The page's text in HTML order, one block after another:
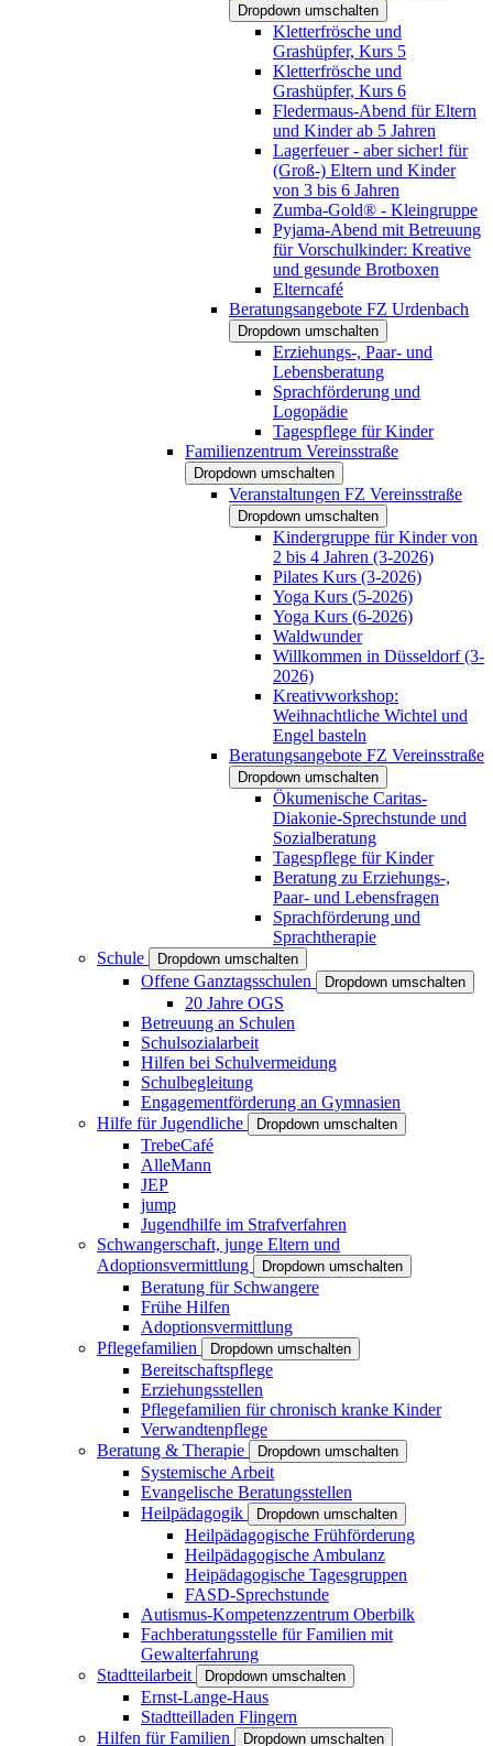
Dropdown umschalten
Kletterfrösche und
Grashüpfer, Kurs 5
Kletterfrösche und
Grashüpfer, Kurs 6
Fledermaus-Abend für Eltern
und Kinder ab 5 Jahren
Lagerfeuer - aber sicher! für
(Groß-) Eltern und Kinder
von 3 bis 6 Jahren
Zumba-Gold® - Kleingruppe
Pyjama-Abend mit Betreuung
für Vorschulkinder: Kreative
und gesunde Brotboxen
Elterncafé
Beratungsangebote FZ Urdenbach
Dropdown umschalten
Erziehungs-, Paar- und
Lebensberatung
Sprachförderung und
Logopädie
Tagespflege für Kinder
Familienzentrum Vereinsstraße
Dropdown umschalten
Veranstaltungen FZ Vereinsstraße
Dropdown umschalten
Kindergruppe für Kinder von
2 bis 4 Jahren (3-2026)
Pilates Kurs (3-2026)
Yoga Kurs (5-2026)
Yoga Kurs (6-2026)
Waldwunder
Willkommen in Düsseldorf (3-
2026)
Kreativworkshop:
Weihnachtliche Wichtel und
Engel basteln
Beratungsangebote FZ Vereinsstraße
Dropdown umschalten
Ökumenische Caritas-
Diakonie-Sprechstunde und
Sozialberatung
Tagespflege für Kinder
Beratung zu Erziehungs-,
Paar- und Lebensfragen
Sprachförderung und
Sprachtherapie
Schule
Dropdown umschalten
Offene Ganztagsschulen Dropdown umschalten
20 Jahre OGS
Betreuung an Schulen
Schulsozialarbeit
Hilfen bei Schulvermeidung
Schulbegleitung
Engagementförderung an Gymnasien
Hilfe für Jugendliche
Dropdown umschalten
TrebeCafé
AlleMann
JEP
jump
Jugendhilfe im Strafverfahren
Schwangerschaft, junge Eltern und
Adoptionsvermittlung
Dropdown umschalten
Beratung für Schwangere
Frühe Hilfen
Adoptionsvermittlung
Pflegefamilien
Dropdown umschalten
Bereitschaftspflege
Erziehungsstellen
Pflegefamilien für chronisch kranke Kinder
Verwandtenpflege
Beratung & Therapie
Dropdown umschalten
Systemische Arbeit
Evangelische Beratungsstellen
Heilpädagogik
Dropdown umschalten
Heilpädagogische Frühförderung
Heilpädagogische Ambulanz
Heipädagogische Tagesgruppen
FASD-Sprechstunde
Autismus-Kompetenzzentrum Oberbilk
Fachberatungsstelle für Familien mit
Gewalterfahrung
Stadtteilarbeit
Dropdown umschalten
Ernst-Lange-Haus
Stadtteilladen Flingern
Hilfen für Familien
Dropdown umschalten